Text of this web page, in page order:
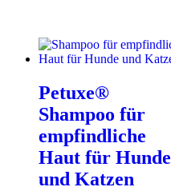
Petuxe®
Shampoo für
empfindliche
Haut für Hunde
und Katzen